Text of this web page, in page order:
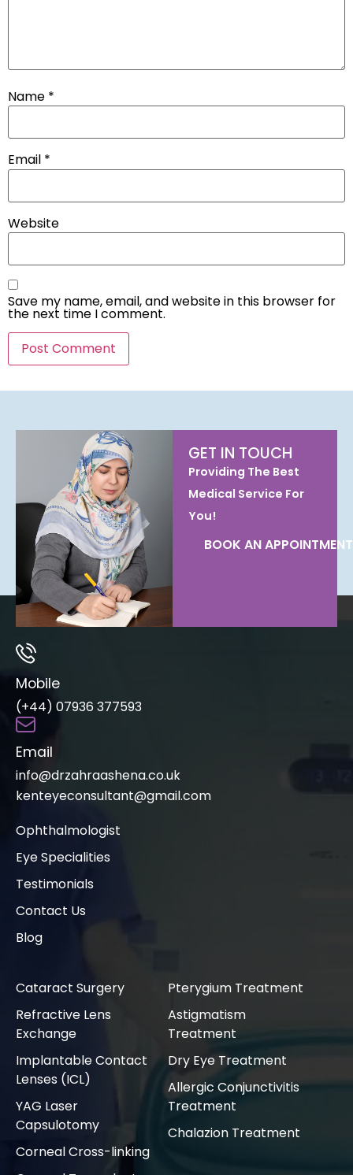
Name *
Email *
Website
Save my name, email, and website in this browser for
the next time I comment.
GET IN TOUCH
Providing The Best
Medical Service For
You!
BOOK AN APPOINTMENT
Mobile
(+44) 07936 377593
Email
info@drzahraashena.co.uk
kenteyeconsultant@gmail.com
Ophthalmologist
Eye Specialities
Testimonials
Contact Us
Blog
Cataract Surgery
Refractive Lens
Exchange
Implantable Contact
Lenses (ICL)
YAG Laser
Capsulotomy
Corneal Cross-linking
Pterygium Treatment
Astigmatism
Treatment
Dry Eye Treatment
Allergic Conjunctivitis
Treatment
Chalazion Treatment